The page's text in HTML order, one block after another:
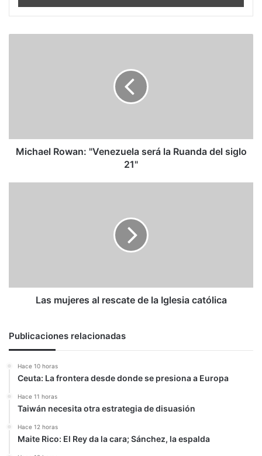
21"
Michael Rowan: "Venezuela será la Ruanda del siglo
21"
Las mujeres al rescate de la Iglesia católica
Publicaciones relacionadas
Hace 10 horas
Ceuta: La frontera desde donde se presiona a Europa
Hace 11 horas
Taiwán necesita otra estrategia de disuasión
Hace 12 horas
Maite Rico: El Rey da la cara; Sánchez, la espalda